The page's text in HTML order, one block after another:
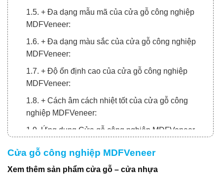
1.5. + Đa dạng mẫu mã của cửa gỗ công nghiệp
MDFVeneer:
1.6. + Đa dạng màu sắc của cửa gỗ công nghiệp
MDFVeneer:
1.7. + Độ ổn định cao của cửa gỗ công nghiệp
MDFVeneer:
1.8. + Cách âm cách nhiệt tốt của cửa gỗ công
nghiệp MDFVeneer:
1.9. Ứng dụng Cửa gỗ công nghiệp MDFVeneer
Cửa gỗ công nghiệp MDFVeneer
Xem thêm sản phẩm cửa gỗ – cửa nhựa